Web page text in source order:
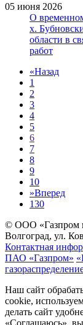
05 июня 2026
О
х.
области в
работ
«Назад
1
2
3
4
5
6
7
8
9
10
»Вперед
130
© ООО «Газпром
Волгоград, ул.
Контактная
ПАО «Газпром»
Наш сайт
cookie,
делать сайт
«Соглашаюсь», вы